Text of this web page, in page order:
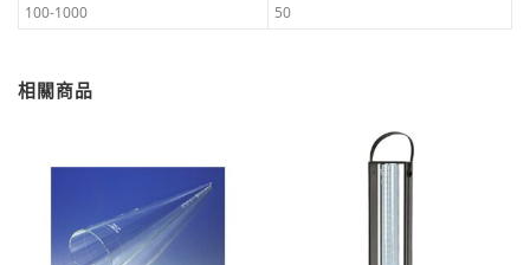
100-1000
50
相關商品